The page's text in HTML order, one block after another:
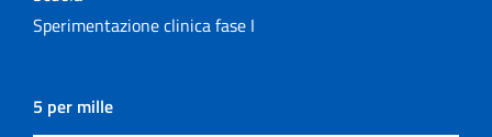
Sperimentazione clinica fase I
5 per mille